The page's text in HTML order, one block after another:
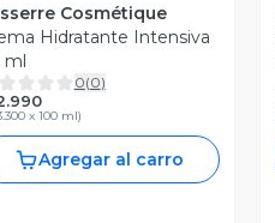
Cosmétique
Hidratante Intensiva
ml
0(0)
x 100 ml)
Agregar al carro